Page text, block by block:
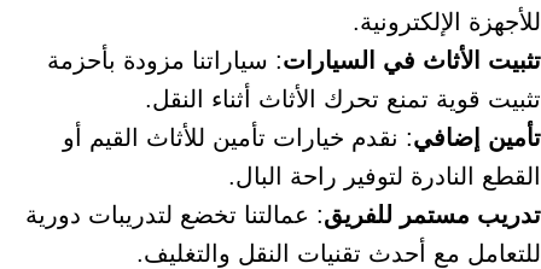
للأجهزة الإلكترونية.
تثبيت الأثاث في السيارات: سياراتنا مزودة بأحزمة
تثبيت قوية تمنع تحرك الأثاث أثناء النقل.
تأمين إضافي: نقدم خيارات تأمين للأثاث القيم أو
القطع النادرة لتوفير راحة البال.
تدريب مستمر للفريق: عمالتنا تخضع لتدريبات دورية
للتعامل مع أحدث تقنيات النقل والتغليف.